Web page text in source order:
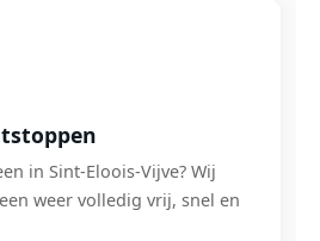
in Sint-Eloois-Vijve? Wij
weer volledig vrij, snel en